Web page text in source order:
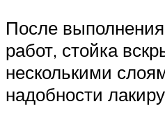
После
работ, стойка
несколькими
надобности